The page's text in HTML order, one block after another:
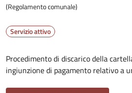
(Regolamento comunale)
Servizio attivo
Procedimento di discarico della
ingiunzione di pagamento relativo a